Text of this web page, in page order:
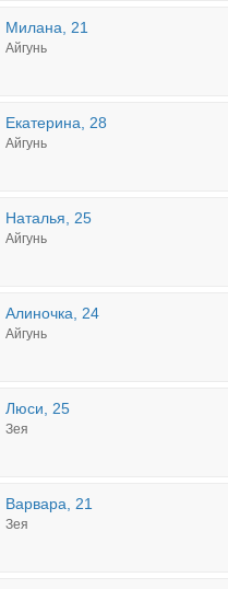
Милана, 21
Айгунь
Екатерина, 28
Айгунь
Наталья, 25
Айгунь
Алиночка, 24
Айгунь
Люси, 25
Зея
Варвара, 21
Зея